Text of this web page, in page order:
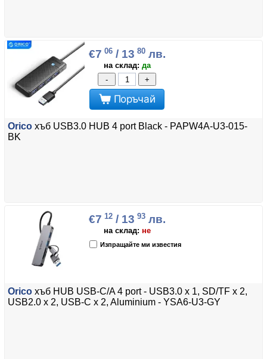
€7 06/ 13 80лв.
на склад: да
-
+
Поръчай
Orico хъб USB3.0 HUB 4 port Black - PAPW4A-U3-015-
BK
€7 12/ 13 93лв.
на склад: не
Изпращайте ми известия
Orico хъб HUB USB-C/A 4 port - USB3.0 x 1, SD/TF x 2,
USB2.0 x 2, USB-C x 2, Aluminium - YSA6-U3-GY